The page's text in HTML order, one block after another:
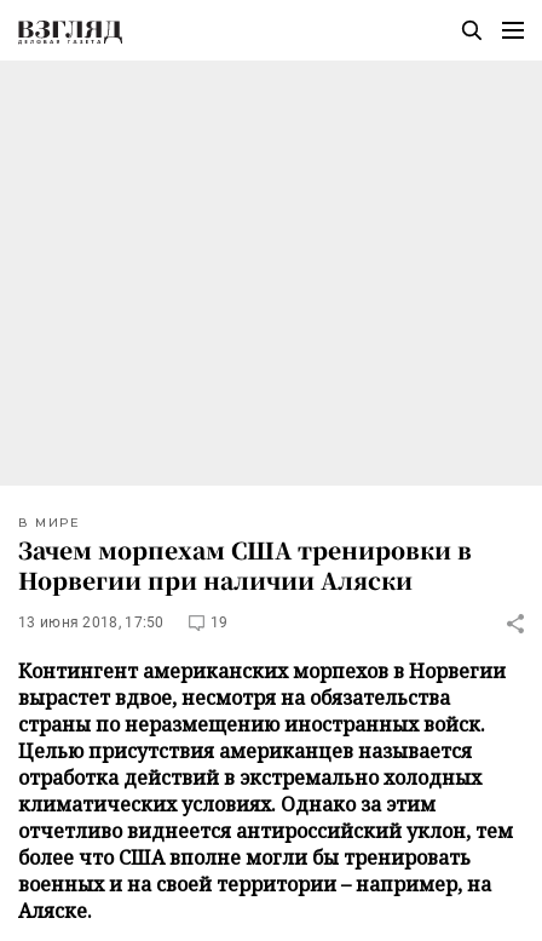
В МИРЕ
Зачем морпехам США тренировки в
Норвегии при наличии Аляски
13 июня 2018, 17:50 19
Контингент американских морпехов в Норвегии
вырастет вдвое, несмотря на обязательства
страны по неразмещению иностранных войск.
Целью присутствия американцев называется
отработка действий в экстремально холодных
климатических условиях. Однако за этим
отчетливо виднеется антироссийский уклон, тем
более что США вполне могли бы тренировать
военных и на своей территории – например, на
Аляске.